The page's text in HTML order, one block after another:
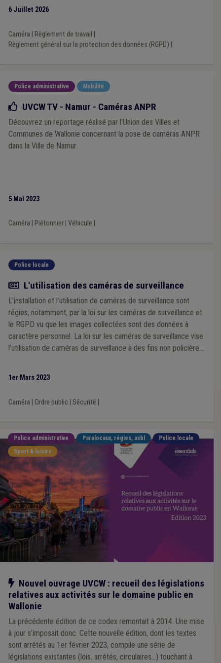
6 Juillet 2026
Caméra Règlement de travail
Règlement général sur la protection des données (RGPD)
Police administrative Mobilité
Bonne pratique
UVCW TV - Namur - Caméras ANPR
Découvrez un reportage réalisé par l'Union des Villes et
Communes de Wallonie concernant la pose de caméras ANPR
dans la Ville de Namur.
5 Mai 2023
Caméra Piétonnier| Véhicule
Police locale
Article
L'utilisation des caméras de surveillance
L’installation et l’utilisation de caméras de surveillance sont
régies, notamment, par la loi sur les caméras de surveillance et
le RGPD vu que les images collectées sont des données à
caractère personnel. La loi sur les caméras de surveillance vise
l’utilisation de caméras de surveillance à des fins non policières.
1er Mars 2023
Caméra Ordre public Sécurité
Police administrative Paralocaux, régies, asbl
Police locale
Sport & loisirs
Notre action
Nouvel ouvrage UVCW : recueil des législations
relatives aux activités sur le domaine public en
Wallonie
La précédente édition de ce codex remontait à 2014. Une mise
à jour s’imposait donc. Cette nouvelle édition, dont les textes
sont arrêtés au 1er février 2023, compile une série de
législations existantes (lois, arrêtés, circulaires…) touchant à